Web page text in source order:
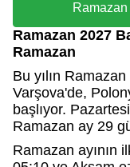
Ramazan 2027
Ramazan
Bu yılın
Varşova'de,
başlıyor.
Ramazan ay 29
Ramazan ayının